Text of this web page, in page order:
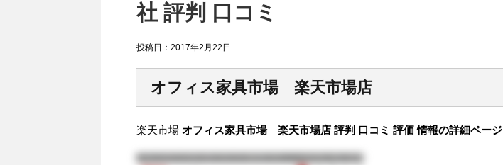
社 評判 口コミ
投稿日： 2017年2月22日
オフィス家具市場 楽天市場店
楽天市場 オフィス家具市場 楽天市場店 評判 口コミ 評価 情報の詳細ページ